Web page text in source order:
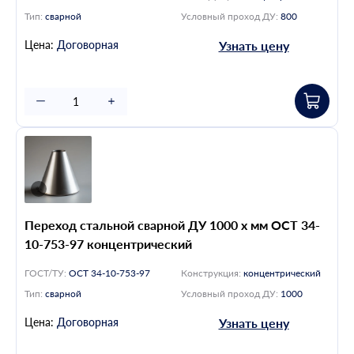
Тип: сварной Условный проход ДУ: 800
Цена: Договорная Узнать цену
Переход стальной сварной ДУ 1000 х мм ОСТ 34-
10-753-97 концентрический
ГОСТ/ТУ: ОСТ 34-10-753-97 Конструкция: концентрический
Тип: сварной Условный проход ДУ: 1000
Цена: Договорная Узнать цену